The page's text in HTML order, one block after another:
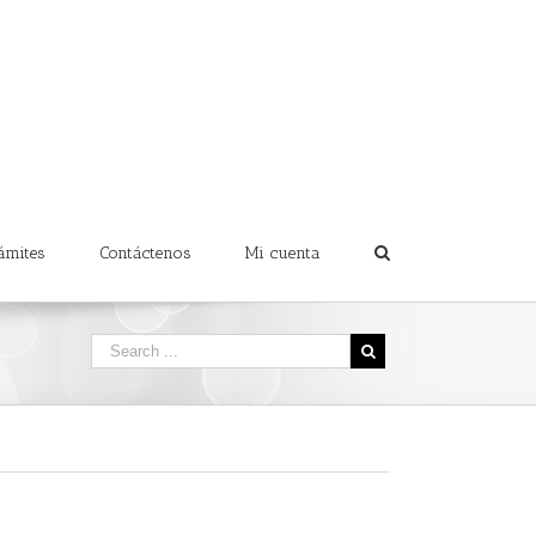
Contáctenos Mi cuenta